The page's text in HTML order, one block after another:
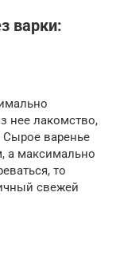
варки:
нее лакомство,
Сырое варенье
а максимально
то
свежей